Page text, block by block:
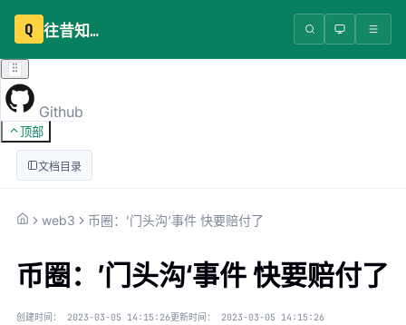
Q 往昔知识库
Github
顶部
文档目录
web3 币圈：’门头沟‘事件 快要赔付了
币圈：’门头沟‘事件 快要赔付了
创建时间： 2023-03-05 14:15:26更新时间： 2023-03-05 14:15:26